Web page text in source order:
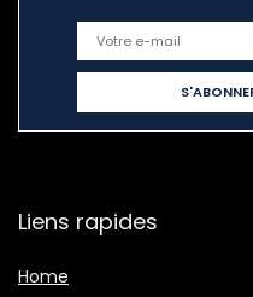
Liens rapides
Home